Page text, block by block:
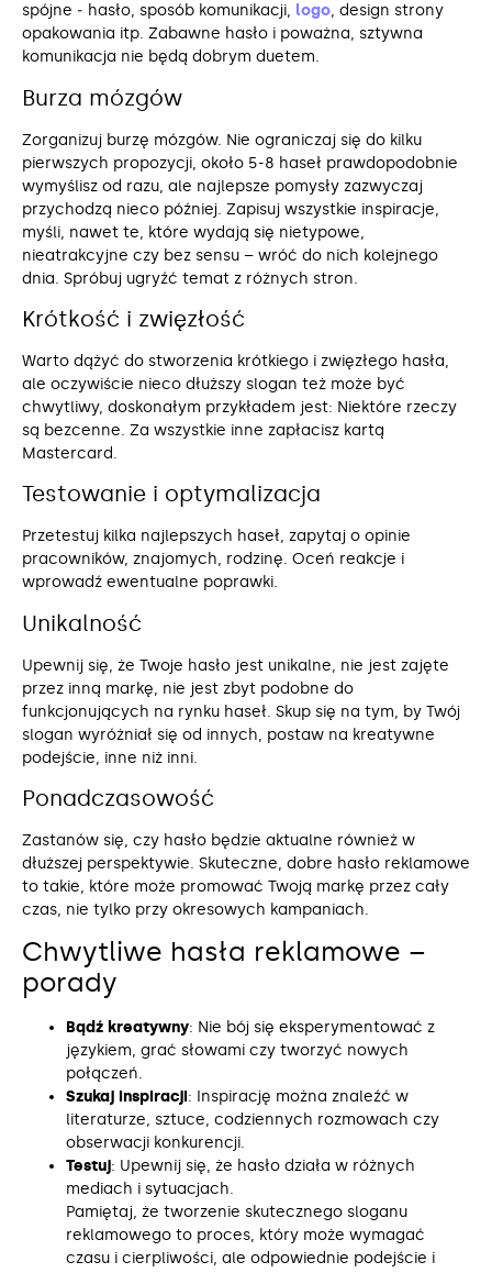
spójne ‒ hasło, sposób komunikacji, logo, design strony
opakowania itp. Zabawne hasło i poważna, sztywna
komunikacja nie będą dobrym duetem.
Burza mózgów
Zorganizuj burzę mózgów. Nie ograniczaj się do kilku
pierwszych propozycji, około 5-8 haseł prawdopodobnie
wymyślisz od razu, ale najlepsze pomysły zazwyczaj
przychodzą nieco później. Zapisuj wszystkie inspiracje,
myśli, nawet te, które wydają się nietypowe,
nieatrakcyjne czy bez sensu – wróć do nich kolejnego
dnia. Spróbuj ugryźć temat z różnych stron.
Krótkość i zwięzłość
Warto dążyć do stworzenia krótkiego i zwięzłego hasła,
ale oczywiście nieco dłuższy slogan też może być
chwytliwy, doskonałym przykładem jest: Niektóre rzeczy
są bezcenne. Za wszystkie inne zapłacisz kartą
Mastercard.
Testowanie i optymalizacja
Przetestuj kilka najlepszych haseł, zapytaj o opinie
pracowników, znajomych, rodzinę. Oceń reakcje i
wprowadź ewentualne poprawki.
Unikalność
Upewnij się, że Twoje hasło jest unikalne, nie jest zajęte
przez inną markę, nie jest zbyt podobne do
funkcjonujących na rynku haseł. Skup się na tym, by Twój
slogan wyróżniał się od innych, postaw na kreatywne
podejście, inne niż inni.
Ponadczasowość
Zastanów się, czy hasło będzie aktualne również w
dłuższej perspektywie. Skuteczne, dobre hasło reklamowe
to takie, które może promować Twoją markę przez cały
czas, nie tylko przy okresowych kampaniach.
Chwytliwe hasła reklamowe –
porady
Bądź kreatywny: Nie bój się eksperymentować z
językiem, grać słowami czy tworzyć nowych
połączeń.
Szukaj inspiracji: Inspirację można znaleźć w
literaturze, sztuce, codziennych rozmowach czy
obserwacji konkurencji.
Testuj: Upewnij się, że hasło działa w różnych
mediach i sytuacjach.
Pamiętaj, że tworzenie skutecznego sloganu
reklamowego to proces, który może wymagać
czasu i cierpliwości, ale odpowiednie podejście i